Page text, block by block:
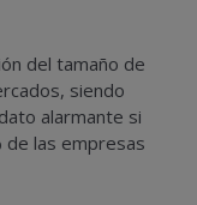
del tamaño de
siendo
alarmante si
de las empresas